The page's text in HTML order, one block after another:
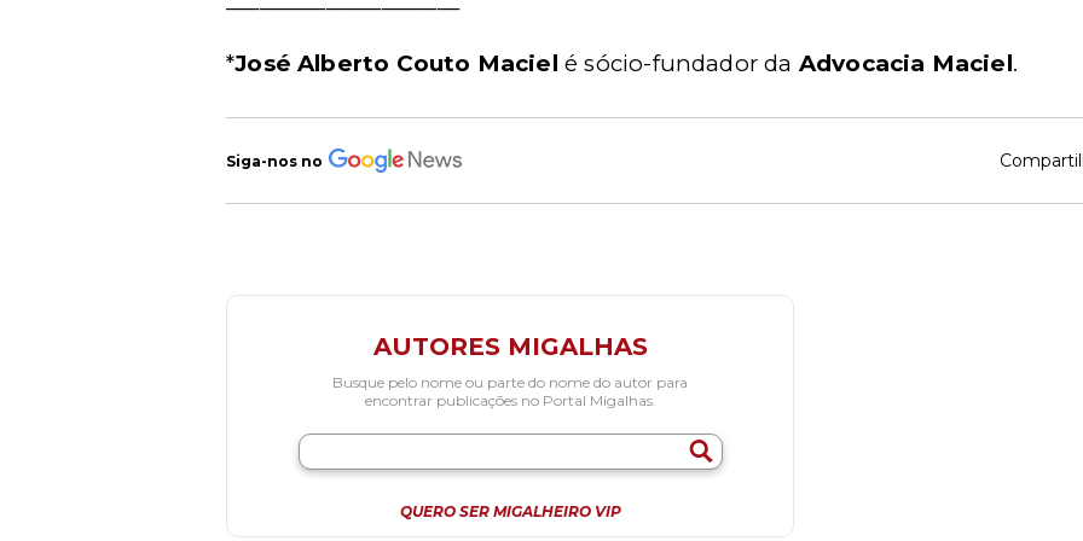
*José Alberto Couto Macielé sócio-fundador da Advocacia Maciel.
Siga-nos no
AUTORES MIGALHAS
Busque pelo nome ou parte do nome do autor para
encontrar publicações no Portal Migalhas.
QUERO SER MIGALHEIRO VIP